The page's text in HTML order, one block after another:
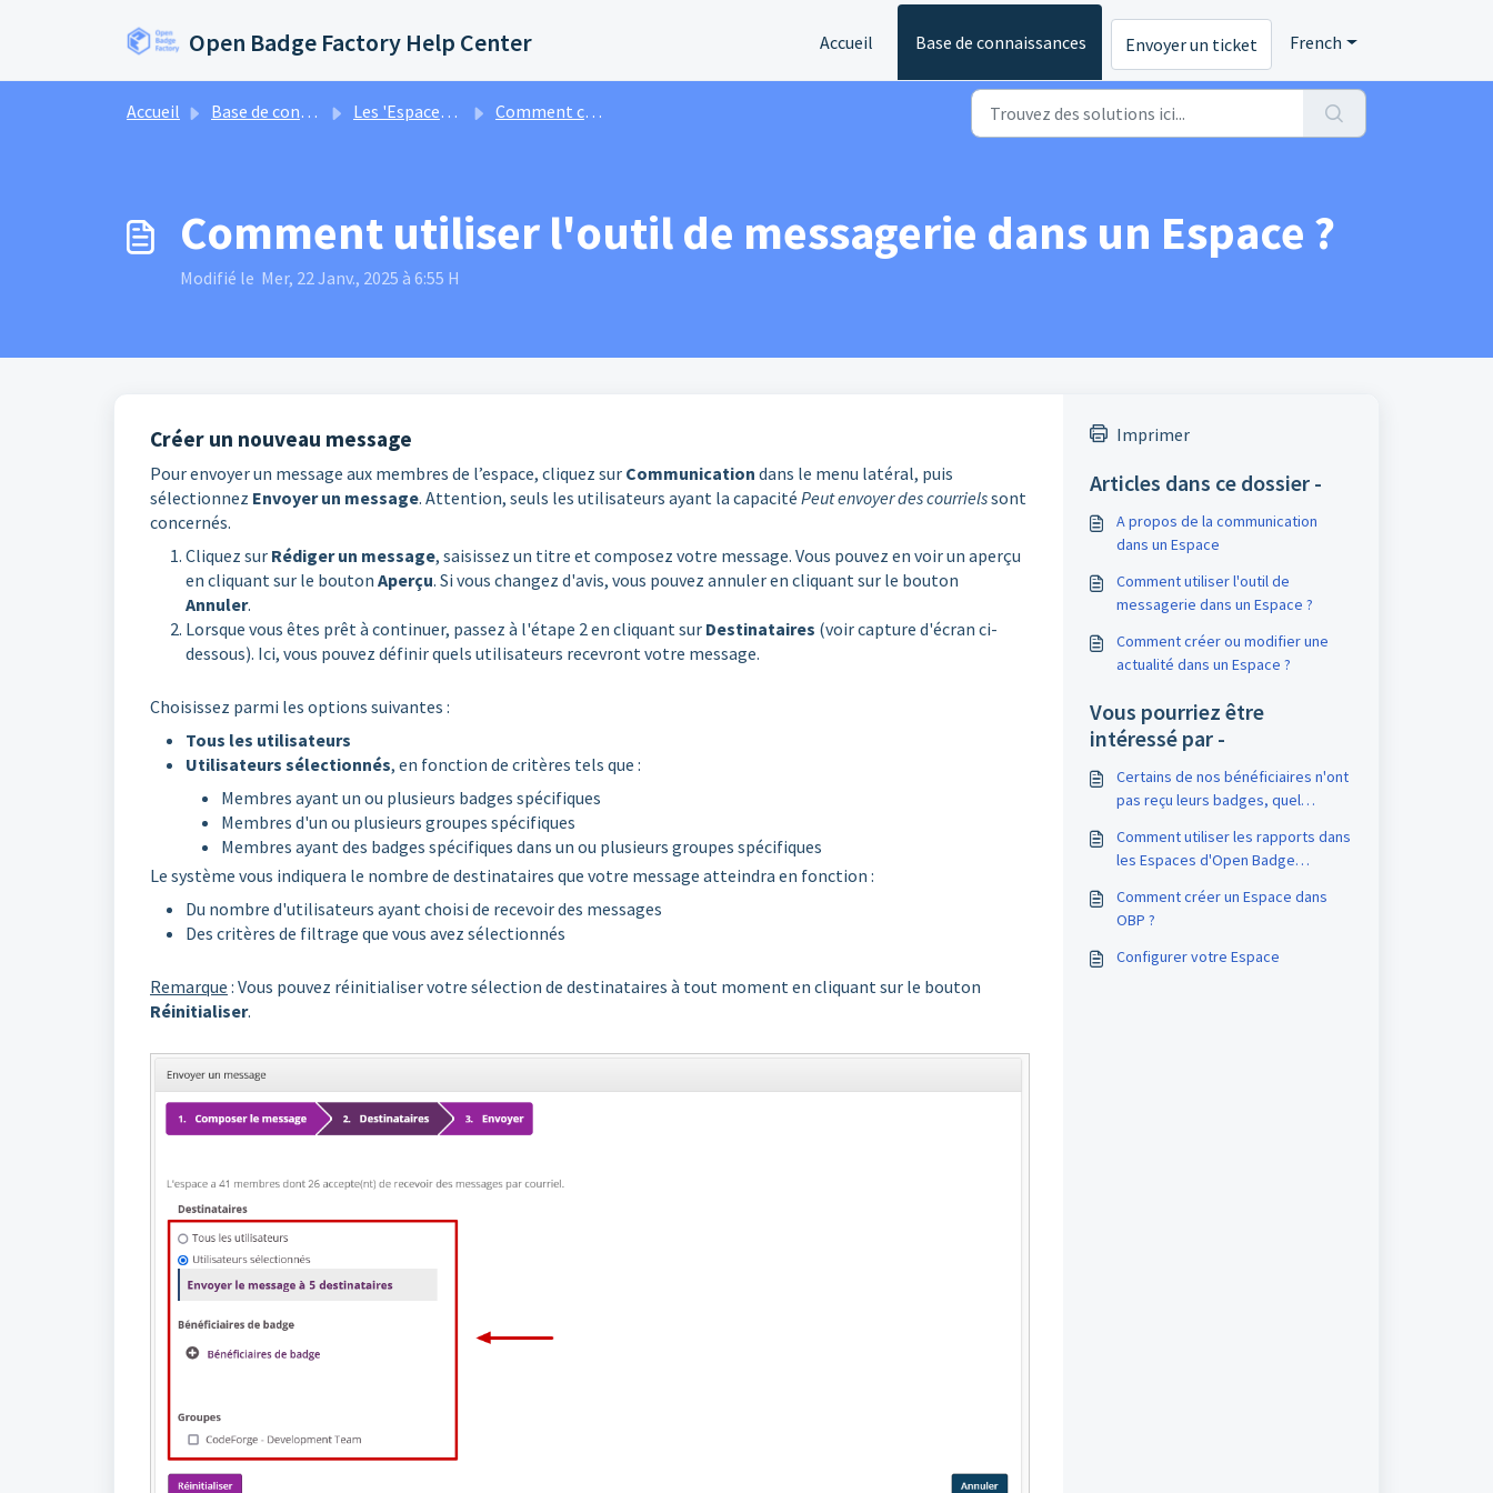
Open Badge Factory Help Center Accueil Base de connaissances Envoyer un ticket French
Accueil Base de connaissances Les 'Espaces' dans Open Badge Passport Comment communiquer au sein d’un Espace ?
Comment utiliser l'outil de messagerie dans un Espace ?
Modifié le Mer, 22 Janv., 2025 à 6:55 H
Créer un nouveau message
Pour envoyer un message aux membres de l’espace, cliquez sur Communication dans le menu latéral, puis
sélectionnez Envoyer un message. Attention, seuls les utilisateurs ayant la capacité Peut envoyer des courrielssont
concernés.
Cliquez sur Rédiger un message, saisissez un titre et composez votre message. Vous pouvez en voir un aperçu
en cliquant sur le bouton Aperçu. Si vous changez d'avis, vous pouvez annuler en cliquant sur le bouton
Annuler.
Lorsque vous êtes prêt à continuer, passez à l'étape 2 en cliquant sur Destinataires (voir capture d'écran ci-
dessous). Ici, vous pouvez définir quels utilisateurs recevront votre message.
Choisissez parmi les options suivantes :
Tous les utilisateurs
Utilisateurs sélectionnés, en fonction de critères tels que :
Membres ayant un ou plusieurs badges spécifiques
Membres d'un ou plusieurs groupes spécifiques
Membres ayant des badges spécifiques dans un ou plusieurs groupes spécifiques
Le système vous indiquera le nombre de destinataires que votre message atteindra en fonction :
Du nombre d'utilisateurs ayant choisi de recevoir des messages
Des critères de filtrage que vous avez sélectionnés
Remarque : Vous pouvez réinitialiser votre sélection de destinataires à tout moment en cliquant sur le bouton
Réinitialiser.
Imprimer
Articles dans ce dossier -
A propos de la communication
dans un Espace
Comment utiliser l'outil de
messagerie dans un Espace ?
Comment créer ou modifier une
actualité dans un Espace ?
Vous pourriez être
intéressé par -
Certains de nos bénéficiaires n'ont
pas reçu leurs badges, quel
Comment utiliser les rapports dans
les Espaces d'Open Badge
Comment créer un Espace dans
OBP ?
Configurer votre Espace